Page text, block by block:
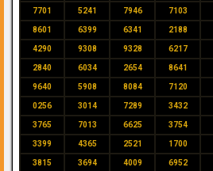
7701 5241 7946 7103
8601 6399 6341 2188
4290 9308 9328 6217
2840 6034 2654 8641
9640 5908 8084 7120
0256 3014 7289 3432
3765 7013 6625 3754
3399 4365 2521 1700
3815 3694 4009 6952